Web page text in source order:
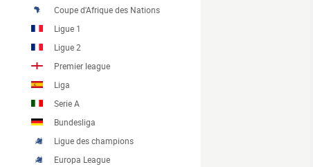
Coupe d'Afrique des Nations
Ligue 1
Ligue 2
Premier league
Liga
Serie A
Bundesliga
Ligue des champions
Europa League